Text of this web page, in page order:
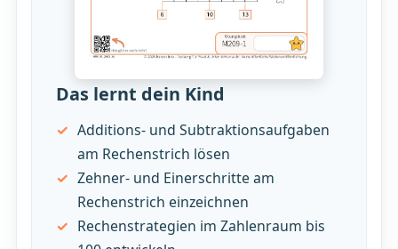
Das lernt dein Kind
Additions- und Subtraktionsaufgaben
am Rechenstrich lösen
Zehner- und Einerschritte am
Rechenstrich einzeichnen
Rechenstrategien im Zahlenraum bis